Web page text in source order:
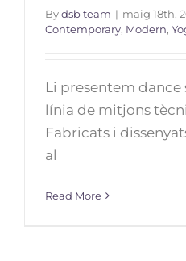
amb els
Bydsb team | maig 18th,
Contemporary, Modern,
Li presentem dance
línia de mitjons
Fabricats i
al
Read More